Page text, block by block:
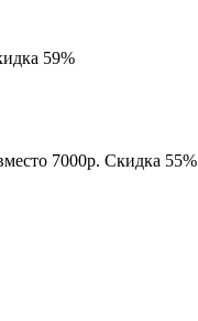
59%
7000р. Скидка 55%